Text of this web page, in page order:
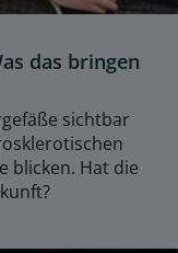
das bringen
sichtbar
blicken. Hat die